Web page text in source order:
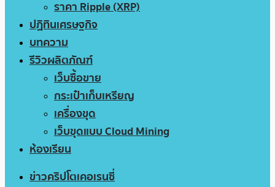
ราคา Ripple (XRP)
ปฏิทินเศรษฐกิจ
บทความ
รีวิวผลิตภัณฑ์
เว็บซื้อขาย
กระเป๋าเก็บเหรียญ
เครื่องขุด
เว็บขุดแบบ Cloud Mining
ห้องเรียน
ข่าวคริปโตเคอเรนซี่